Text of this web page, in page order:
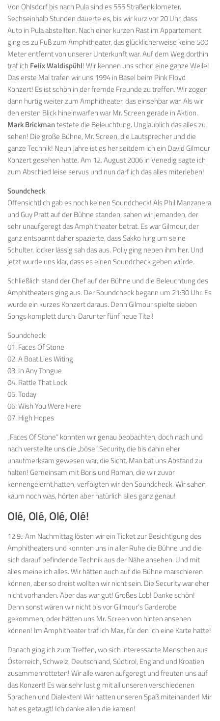
Von Ohlsdorf bis nach Pula sind es 555 Straßenkilometer.
Sechseinhalb Stunden dauerte es, bis wir kurz vor 20 Uhr, dass
Auto in Pula abstellten. Nach einer kurzen Rast im Appartement
ging es zu Fuß zum Amphitheater, das glücklicherweise keine 500
Meter entfernt von unserer Unterkunft war. Auf dem Weg dorthin
traf ich Felix Waldispühl! Wir kennen uns schon eine ganze Weile!
Das erste Mal trafen wir uns 1994 in Basel beim Pink Floyd
Konzert! Es ist schön in der fremde Freunde zu treffen. Wir zogen
dann hurtig weiter zum Amphitheater, das einsehbar war. Als wir
den ersten Blick hineinwarfen war Mr. Screen gerade in Aktion.
Mark Brickmantestete die Beleuchtung. Unglaublich das alles zu
sehen! Die große Bühne, Mr. Screen, die Lautsprecher und die
ganze Technik! Neun Jahre ist es her seitdem ich ein David Gilmour
Konzert gesehen hatte. Am 12. August 2006 in Venedig sagte ich
zum Abschied leise servus und nun darf ich das alles miterleben!
Soundcheck
Offensichtlich gab es noch keinen Soundcheck! Als Phil Manzanera
und Guy Pratt auf der Bühne standen, sahen wir jemanden, der
sehr unaufgeregt das Amphitheater betrat. Es war Gilmour, der
ganz entspannt daher spazierte, dass Sakko hing um seine
Schulter, locker lässig sah das aus. Polly ging neben ihm her. Und
jetzt wurde uns klar, dass es einen Soundcheck geben würde.
Schließlich stand der Chef auf der Bühne und die Beleuchtung des
Amphitheaters ging aus. Der Soundcheck begann um 21:30 Uhr. Es
wurde ein kurzes Konzert daraus. Denn Gilmour spielte sieben
Songs komplett durch. Darunter fünf neue Titel!
Soundcheck:
01. Faces Of Stone
02. A Boat Lies Witing
03. In Any Tongue
04. Rattle That Lock
05. Today
06. Wish You Were Here
07. High Hopes
„Faces Of Stone“ konnten wir genau beobachten, doch nach und
nach verstellte uns die „böse“ Security, die bis dahin eher
unaufmerksam gewesen war, die Sicht. Man bat uns Abstand zu
halten! Gemeinsam mit Boris und Roman, die wir zuvor
kennengelernt hatten, verfolgten wir den Soundcheck. Wir sahen
kaum noch was, hörten aber natürlich alles ganz genau!
Olé, Olé, Olé, Olé!
12.9.: Am Nachmittag lösten wir ein Ticket zur Besichtigung des
Amphitheaters und konnten uns in aller Ruhe die Bühne und die
sich darauf befindende Technik aus der Nähe ansehen. Und mit
alles meine ich alles. Wir hätten auch auf die Bühne marschieren
können, aber so dreist wollten wir nicht sein. Die Security war eher
nicht vorhanden. Aber das war gut! Großes Lob! Danke schön!
Denn sonst wären wir nicht bis vor Gilmour’s Garderobe
gekommen, oder hätten uns Mr. Screen von hinten ansehen
können! Im Amphitheater traf ich Max, für den ich eine Karte hatte!
Danach ging ich zum Treffen, wo sich interessante Menschen aus
Österreich, Schweiz, Deutschland, Südtirol, England und Kroatien
zusammenrotteten! Wir alle waren aufgeregt und freuten uns auf
das Konzert! Es war sehr lustig mit all unseren verschiedenen
Sprachen und Dialekten! Wir hatten unseren Spaß miteinander! Mir
hat es getaugt! Ich danke allen die kamen!